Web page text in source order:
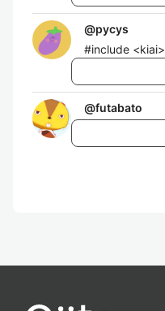
@pycys
#include <kiai>
@futabato